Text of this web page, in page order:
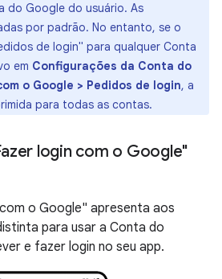
do Google do usuário. As
por padrão. No entanto, se o
de login" para qualquer Conta
em Configurações da Conta do
o Google > Pedidos de login, a
para todas as contas.
login com o Google"
o Google" apresenta aos
para usar a Conta do
e fazer login no seu app.